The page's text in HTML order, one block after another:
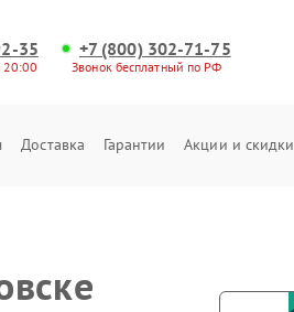
35
20:00
+7 (800) 302-71-75
Звонок бесплатный по РФ
Доставка Гарантии Акции и скидки